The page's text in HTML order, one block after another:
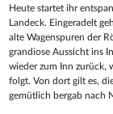
Heute startet ihr
Landeck. Eingeradelt
alte Wagenspuren der
grandiose Aussicht ins
wieder zum Inn zurück,
folgt. Von dort gilt es,
gemütlich bergab nach